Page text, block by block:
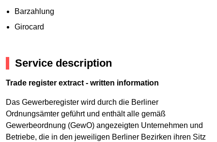
Barzahlung
Girocard
Service description
Trade register extract - written information
Das Gewerberegister wird durch die Berliner
Ordnungsämter geführt und enthält alle gemäß
Gewerbeordnung (GewO) angezeigten Unternehmen und
Betriebe, die in den jeweiligen Berliner Bezirken ihren Sitz